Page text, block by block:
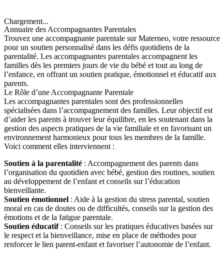
Chargement...
Annuaire des Accompagnantes Parentales
Trouvez une accompagnante parentale sur Materneo, votre ressource
pour un soutien personnalisé dans les défis quotidiens de la
parentalité. Les accompagnantes parentales accompagnent les
familles dès les premiers jours de vie du bébé et tout au long de
l’enfance, en offrant un soutien pratique, émotionnel et éducatif aux
parents.
Le Rôle d’une Accompagnante Parentale
Les accompagnantes parentales sont des professionnelles
spécialisées dans l’accompagnement des familles. Leur objectif est
d’aider les parents à trouver leur équilibre, en les soutenant dans la
gestion des aspects pratiques de la vie familiale et en favorisant un
environnement harmonieux pour tous les membres de la famille.
Voici comment elles interviennent :
Soutien à la parentalité : Accompagnement des parents dans
l’organisation du quotidien avec bébé, gestion des routines, soutien
au développement de l’enfant et conseils sur l’éducation
bienveillante.
Soutien émotionnel : Aide à la gestion du stress parental, soutien
moral en cas de doutes ou de difficultés, conseils sur la gestion des
émotions et de la fatigue parentale.
Soutien éducatif: Conseils sur les pratiques éducatives basées sur
le respect et la bienveillance, mise en place de méthodes pour
renforcer le lien parent-enfant et favoriser l’autonomie de l’enfant.